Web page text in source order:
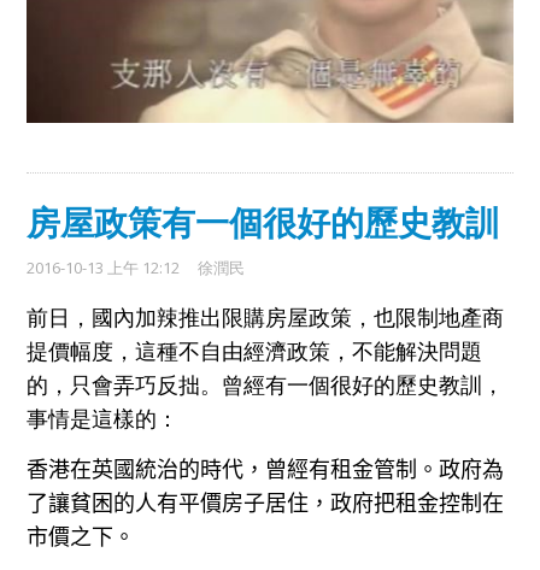
房屋政策有一個很好的歷史教訓
2016-10-13 上午 12:12 徐潤民
前日， 國內加辣推出限購房屋政策，也限制地產商
提價幅度，這種不自由經濟政策，不能解決問題
的， 只會弄巧反拙。 曾經有一個很好的歷史教訓 ，
事情是這樣的 ：
香港在英國統治的時代， 曾經有租金管制 。政府為
了讓貧困的人有平價房子居住 ，政府把租金控制在
市價之下 。